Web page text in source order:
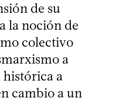
de su
la noción de
colectivo
a
histórica a
cambio a un